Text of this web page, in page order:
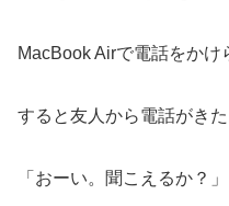
MacBook Airで電話をかけ
すると友人から電話がきた
「おーい。聞こえるか？」